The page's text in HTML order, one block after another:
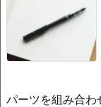
パーツを組み合わ